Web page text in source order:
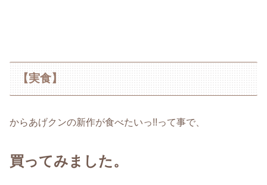
【実食】
からあげクンの新作が食べたいっ!!って事で、
買ってみました。